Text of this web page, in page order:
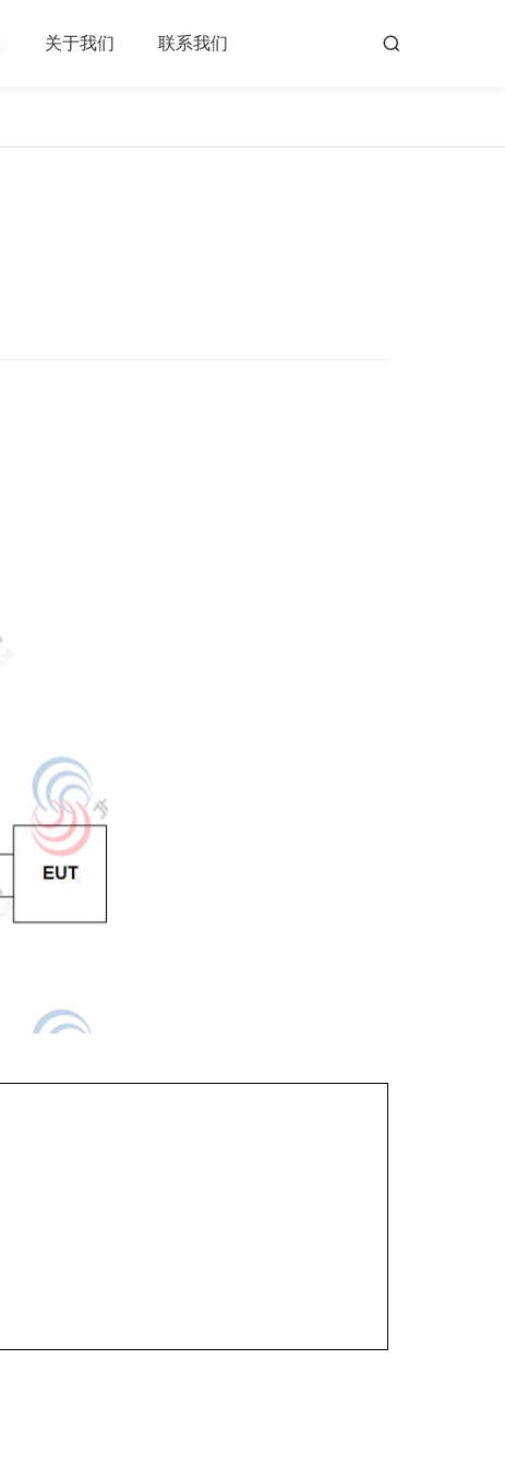
关于我们 联系我们